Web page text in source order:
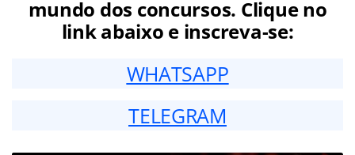
mundo dos concursos. Clique no
link abaixo e inscreva-se:
WHATSAPP
TELEGRAM